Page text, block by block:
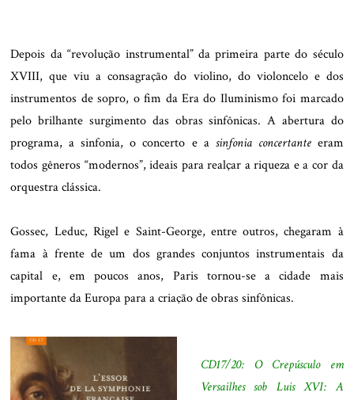
Depois da “revolução instrumental” da primeira parte do século
XVIII, que viu a consagração do violino, do violoncelo e dos
instrumentos de sopro, o fim da Era do Iluminismo foi marcado
pelo brilhante surgimento das obras sinfônicas. A abertura do
programa, a sinfonia, o concerto e a sinfonia concertanteeram
todos gêneros “modernos”, ideais para realçar a riqueza e a cor da
orquestra clássica.
Gossec, Leduc, Rigel e Saint-George, entre outros, chegaram à
fama à frente de um dos grandes conjuntos instrumentais da
capital e, em poucos anos, Paris tornou-se a cidade mais
importante da Europa para a criação de obras sinfônicas.
CD17/20: O Crepúsculo em
Versailhes sob Luis XVI: A